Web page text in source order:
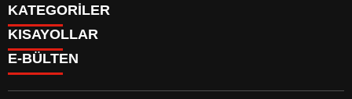
KATEGORİLER
GENÇ
BİNGÖL
KISAYOLLAR
BURÇLAR
CANLI TV
E-BÜLTEN